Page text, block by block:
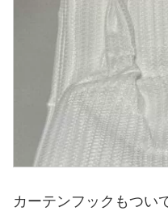
カーテンフックもつい